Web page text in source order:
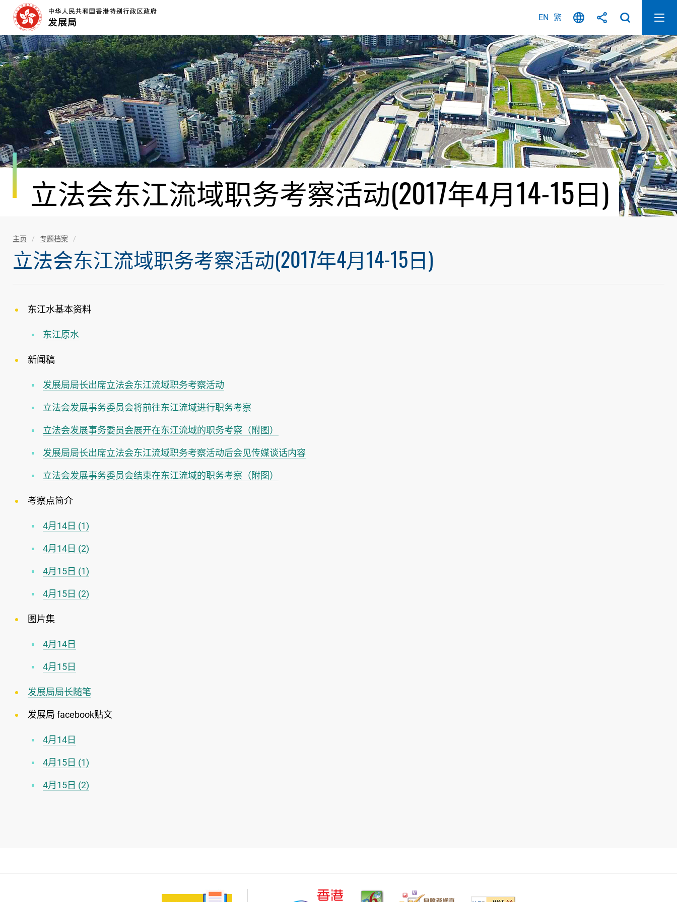
容
开
始
EN 繁
立法会东江流域职务考察活动(2017年4月14-15日)
主页 专题档案
立法会东江流域职务考察活动(2017年4月14-15日)
东江水基本资料
东江原水
新闻稿
发展局局长出席立法会东江流域职务考察活动
立法会发展事务委员会将前往东江流域进行职务考察
立法会发展事务委员会展开在东江流域的职务考察（附图）
发展局局长出席立法会东江流域职务考察活动后会见传媒谈话内容
立法会发展事务委员会结束在东江流域的职务考察（附图）
考察点简介
4月14日 (1)
4月14日 (2)
4月15日 (1)
4月15日 (2)
图片集
4月14日
4月15日
发展局局长随笔
发展局 facebook贴文
4月14日
4月15日 (1)
4月15日 (2)